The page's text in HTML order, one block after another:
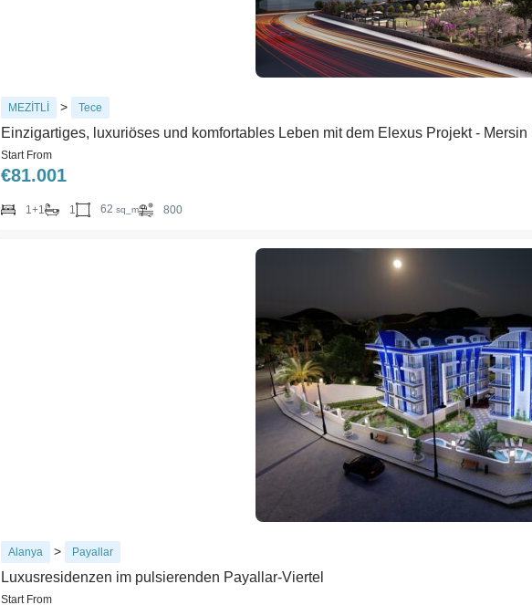
MEZİTLİ > Tece
Einzigartiges, luxuriöses und komfortables Leben mit dem Elexus Projekt -
Start From
€81.001
1+1 1 62 sq_m 800
Alanya > Payallar
Luxusresidenzen im pulsierenden Payallar-Viertel
Start From